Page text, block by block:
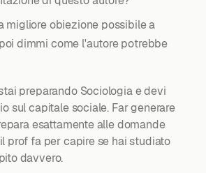
migliore obiezione possibile a
dimmi come l'autore potrebbe
preparando Sociologia e devi
sul capitale sociale. Far generare
esattamente alle domande
prof fa per capire se hai studiato
davvero.